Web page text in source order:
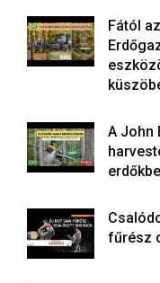
Fától
A John
fűrész